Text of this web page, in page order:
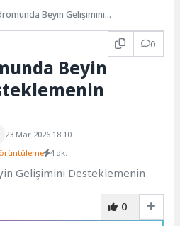
Beyin Gelişimini
0
Beyin
23 Mar 2026 18:10
4 dk.
0